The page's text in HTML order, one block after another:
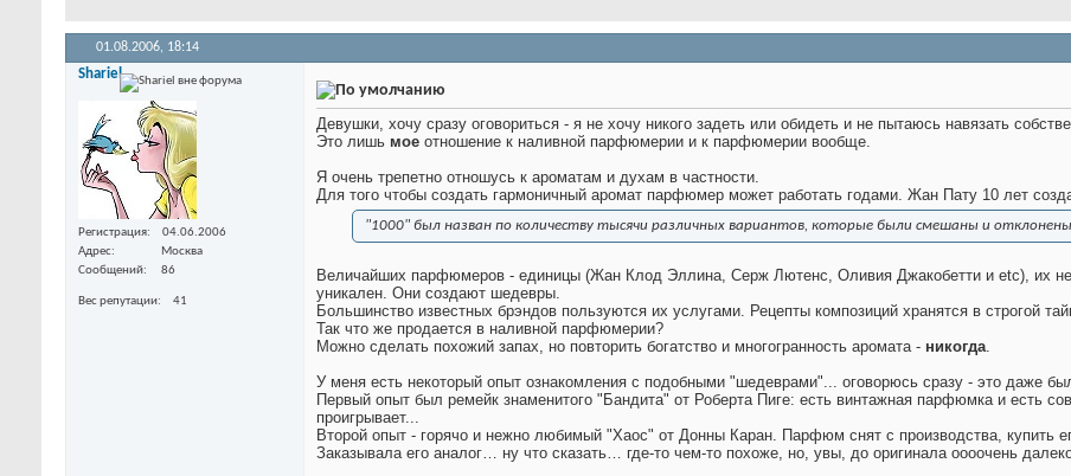
01.08.2006, 18:14
Shariel
Регистрация
04.06.2006
Адрес
Москва
Сообщений
86
Вес репутации 41
Девушки, хочу сразу оговориться - я не хочу никого задеть или обидеть и не пытаюсь навязать
Это лишь мое отношение к наливной парфюмерии и к парфюмерии вообще.
Я очень трепетно отношусь к ароматам и духам в частности.
Для того чтобы создать гармоничный аромат парфюмер может работать годами. Жан Пату 10 лет
"1000" был назван по количеству тысячи различных вариантов, которые были смешаны и
Величайших парфюмеров - единицы (Жан Клод Эллина, Серж Лютенс, Оливия Джакобетти и etc), их
уникален. Они создают шедевры.
Большинство известных брэндов пользуются их услугами. Рецепты композиций хранятся в строгой
Так что же продается в наливной парфюмерии?
Можно сделать похожий запах, но повторить богатство и многогранность аромата - никогда.
У меня есть некоторый опыт ознакомления с подобными "шедеврами"... оговорюсь сразу - это даже
Первый опыт был ремейк знаменитого "Бандита" от Роберта Пиге: есть винтажная парфюмка и есть
проигрывает...
Второй опыт - горячо и нежно любимый "Хаос" от Донны Каран. Парфюм снят с производства, купить
Заказывала его аналог… ну что сказать… где-то чем-то похоже, но, увы, до оригинала оооочень